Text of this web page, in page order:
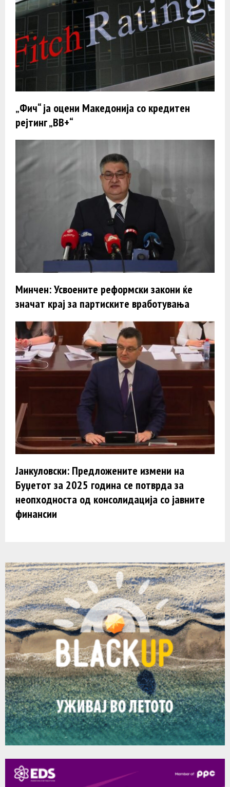
„Фич“ ја оцени Македонија со кредитeн
рејтинг „BB+“
Минчен: Усвоените реформски закони ќе
значат крај за партиските вработувања
Јанкуловски: Предложените измени на
Буџетот за 2025 година се потврда за
неопходноста од консолидација со јавните
финансии